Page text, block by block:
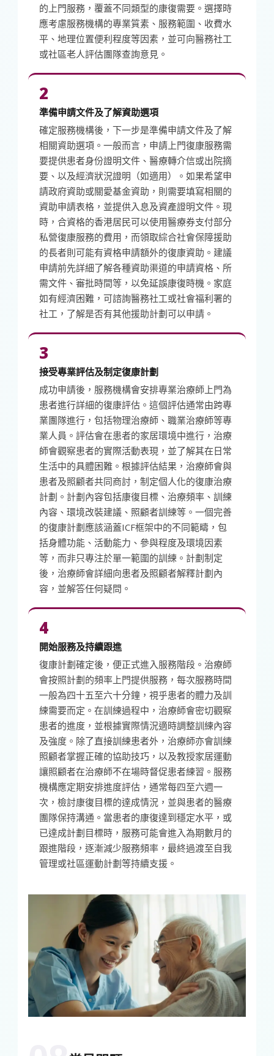
的上門服務，覆蓋不同類型的康復需要。選擇時
應考慮服務機構的專業質素、服務範圍、收費水
平、地理位置便利程度等因素，並可向醫務社工
或社區老人評估團隊查詢意見。
2
準備申請文件及了解資助選項
確定服務機構後，下一步是準備申請文件及了解
相關資助選項。一般而言，申請上門復康服務需
要提供患者身份證明文件、醫療轉介信或出院摘
要、以及經濟狀況證明（如適用）。如果希望申
請政府資助或關愛基金資助，則需要填寫相關的
資助申請表格，並提供入息及資產證明文件。現
時，合資格的香港居民可以使用醫療券支付部分
私營復康服務的費用，而領取綜合社會保障援助
的長者則可能有資格申請額外的復康資助。建議
申請前先詳細了解各種資助渠道的申請資格、所
需文件、審批時間等，以免延誤康復時機。家庭
如有經濟困難，可諮詢醫務社工或社會福利署的
社工，了解是否有其他援助計劃可以申請。
3
接受專業評估及制定復康計劃
成功申請後，服務機構會安排專業治療師上門為
患者進行詳細的復康評估。這個評估通常由跨專
業團隊進行，包括物理治療師、職業治療師等專
業人員。評估會在患者的家居環境中進行，治療
師會觀察患者的實際活動表現，並了解其在日常
生活中的具體困難。根據評估結果，治療師會與
患者及照顧者共同商討，制定個人化的復康治療
計劃。計劃內容包括康復目標、治療頻率、訓練
內容、環境改裝建議、照顧者訓練等。一個完善
的復康計劃應該涵蓋ICF框架中的不同範疇，包
括身體功能、活動能力、參與程度及環境因素
等，而非只專注於單一範圍的訓練。計劃制定
後，治療師會詳細向患者及照顧者解釋計劃內
容，並解答任何疑問。
4
開始服務及持續跟進
復康計劃確定後，便正式進入服務階段。治療師
會按照計劃的頻率上門提供服務，每次服務時間
一般為四十五至六十分鐘，視乎患者的體力及訓
練需要而定。在訓練過程中，治療師會密切觀察
患者的進度，並根據實際情況適時調整訓練內容
及強度。除了直接訓練患者外，治療師亦會訓練
照顧者掌握正確的協助技巧，以及教授家居運動
讓照顧者在治療師不在場時督促患者練習。服務
機構應定期安排進度評估，通常每四至六週一
次，檢討康復目標的達成情況，並與患者的醫療
團隊保持溝通。當患者的康復達到穩定水平，或
已達成計劃目標時，服務可能會進入為期數月的
跟進階段，逐漸減少服務頻率，最終過渡至自我
管理或社區運動計劃等持續支援。